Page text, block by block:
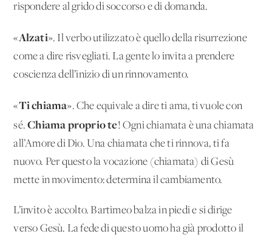
rispondere al grido di soccorso e di domanda.
«Alzati». Il verbo utilizzato è quello della risurrezione
come a dire risvegliati. La gente lo invita a prendere
coscienza dell’inizio di un rinnovamento.
«Ti chiama». Che equivale a dire ti ama, ti vuole con
sé.Chiama proprio te! Ogni chiamata è una chiamata
all’Amore di Dio. Una chiamata che ti rinnova, ti fa
nuovo. Per questo la vocazione (chiamata) di Gesù
mette in movimento: determina il cambiamento.
L’invito è accolto. Bartimeo balza in piedi e si dirige
verso Gesù. La fede di questo uomo ha già prodotto il